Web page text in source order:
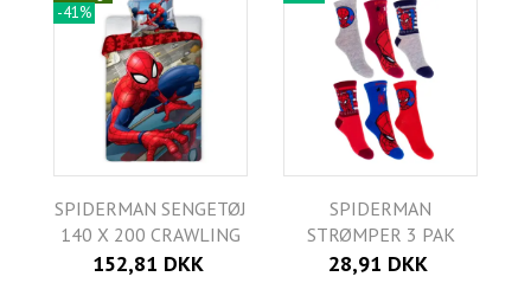
-41%
SPIDERMAN SENGETØJ
140 X 200 CRAWLING
152,81 DKK
SPIDERMAN
STRØMPER 3 PAK
28,91 DKK